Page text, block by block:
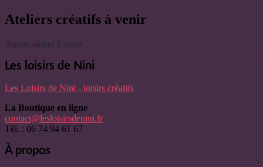
Ateliers créatifs à venir
Aucun atelier à venir
Les loisirs de Nini
Les Loisirs de Nini - loisirs créatifs
La Boutique en ligne
contact@lesloisirsdenini.fr
Tél. : 06 74 94 61 67
À propos